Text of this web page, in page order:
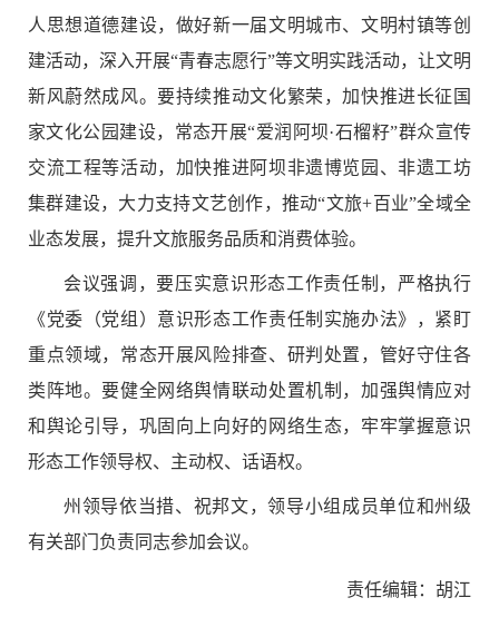
人思想道德建设，做好新一届文明城市、文明村镇等创
建活动，深入开展“青春志愿行”等文明实践活动，让文明
新风蔚然成风。要持续推动文化繁荣，加快推进长征国
家文化公园建设，常态开展“爱润阿坝·石榴籽”群众宣传
交流工程等活动，加快推进阿坝非遗博览园、非遗工坊
集群建设，大力支持文艺创作，推动“文旅+百业”全域全
业态发展，提升文旅服务品质和消费体验。
会议强调，要压实意识形态工作责任制，严格执行
《党委（党组）意识形态工作责任制实施办法》，紧盯
重点领域，常态开展风险排查、研判处置，管好守住各
类阵地。要健全网络舆情联动处置机制， 加强舆情应对
和舆论引导，巩固向上向好的网络生态，牢牢掌握意识
形态工作领导权、主动权、话语权。
州领导依当措、祝邦文，领导小组成员单位和州级
有关部门负责同志参加会议。
责任编辑：胡江